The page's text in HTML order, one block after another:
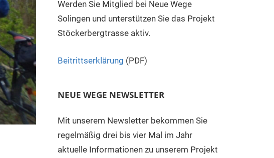
Werden Sie Mitglied bei Neue Wege
Solingen und unterstützen Sie das Projekt
Stöckerbergtrasse aktiv.
Beitrittserklärung (PDF)
NEUE WEGE NEWSLETTER
Mit unserem Newsletter bekommen Sie
regelmäßig drei bis vier Mal im Jahr
aktuelle Informationen zu unserem Projekt